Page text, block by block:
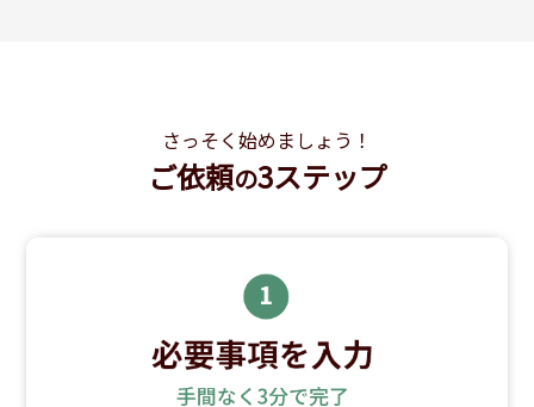
さっそく始めましょう！
ご依頼の3ステップ